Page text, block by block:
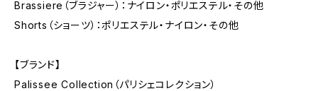
Brassiere（ブラジャー）：ナイロン・ポリエステル・その他
Shorts（ショーツ）：ポリエステル・ナイロン・その他
【ブランド】
Palissee Collection（パリシェコレクション）